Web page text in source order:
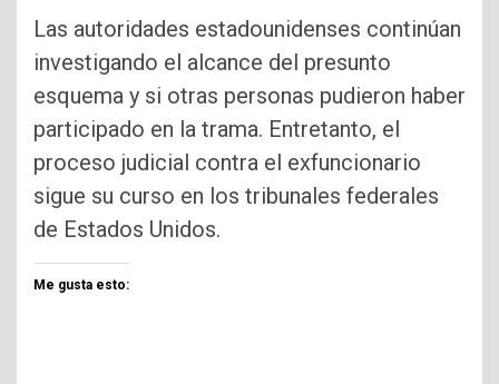
Las autoridades estadounidenses continúan
investigando el alcance del presunto
esquema y si otras personas pudieron haber
participado en la trama. Entretanto, el
proceso judicial contra el exfuncionario
sigue su curso en los tribunales federales
de Estados Unidos.
Me gusta esto: